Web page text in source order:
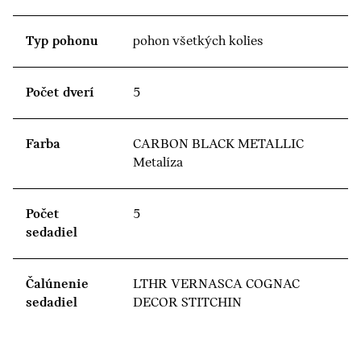
Typ pohonu pohon všetkých kolies
Počet dverí 5
Farba
CARBON BLACK METALLIC
Metalíza
Počet
sedadiel
5
Čalúnenie
sedadiel
LTHR VERNASCA COGNAC
DECOR STITCHIN